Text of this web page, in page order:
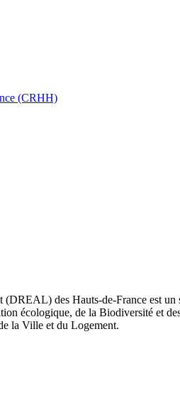
(CRHH)
des Hauts-de-France est
écologique, de la Biodiversité et
la Ville et du Logement.